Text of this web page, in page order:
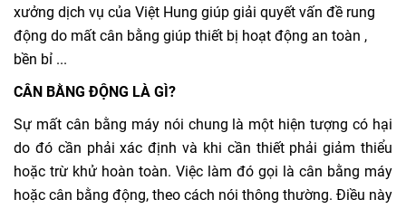
xưởng dịch vụ của Việt Hung giúp giải quyết vấn đề rung
động do mất cân bằng giúp thiết bị hoạt động an toàn ,
bền bỉ ...
CÂN BẰNG ĐỘNG LÀ GÌ?
Sự mất cân bằng máy nói chung là một hiện tượng có hại
do đó cần phải xác định và khi cần thiết phải giảm thiểu
hoặc trừ khử hoàn toàn. Việc làm đó gọi là cân bằng máy
hoặc cân bằng động, theo cách nói thông thường. Điều này